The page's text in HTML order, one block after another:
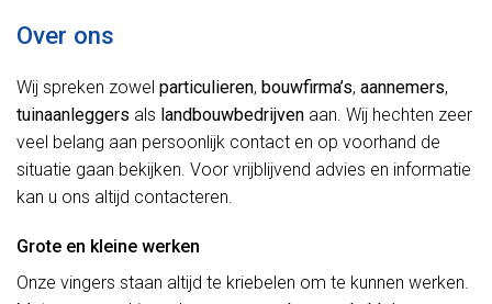
Over ons
Wij spreken zowel particulieren, bouwfirma’s, aannemers,
tuinaanleggers als landbouwbedrijven aan. Wij hechten zeer
veel belang aan persoonlijk contact en op voorhand de
situatie gaan bekijken. Voor vrijblijvend advies en informatie
kan u ons altijd contacteren.
Grote en kleine werken
Onze vingers staan altijd te kriebelen om te kunnen werken.